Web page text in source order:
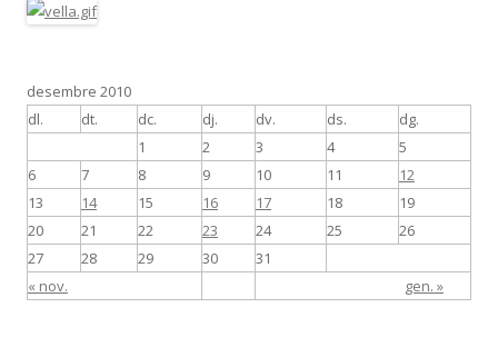
desembre 2010
dl.
dt. dc. dj. dv. ds. dg.
« nov. gen. »
1 2 3 4
5
6
7 8 9 10 11
12
13
14 15 16 17 18
19
20
21 22 23 24 25
26
27
28 29 30 31